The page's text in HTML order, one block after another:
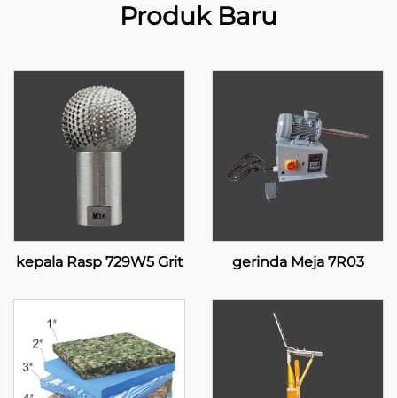
Produk Baru
kepala Rasp 729W5 Grit gerinda Meja 7R03